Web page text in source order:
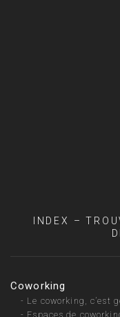
INDEX –
Coworking
- Le coworking, c’est
- Espaces de